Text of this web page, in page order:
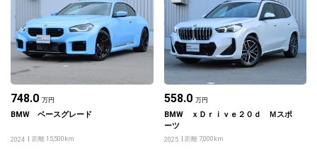
748.0 万円
BMW ベースグレード
2024 距離 15,500km
558.0 万円
BMW ｘＤｒｉｖｅ２０ｄ Ｍスポ
ーツ
2025 距離 7,000km